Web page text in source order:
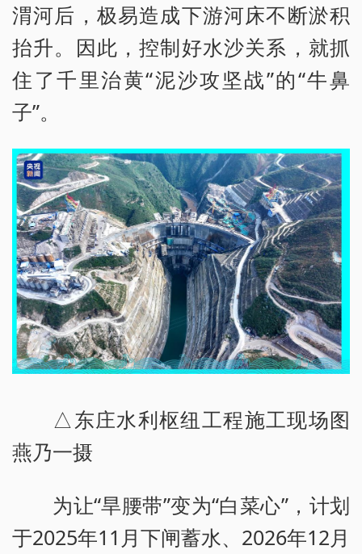
渭河后，极易造成下游河床不断淤积
抬升。因此，控制好水沙关系，就抓
住了千里治黄“泥沙攻坚战”的“牛鼻
子”。
△东庄水利枢纽工程施工现场图
燕乃一摄
为让“旱腰带”变为“白菜心”，计划
于2025年11月下闸蓄水、2026年12月